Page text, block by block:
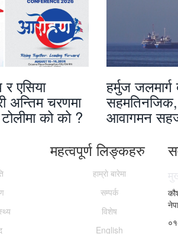
एसिया
अन्तिम चरणमा
को को ?
हर्मुज
सहमतिनजिक,
आवागमन
महत्वपूर्ण लिङ्कहरु
हाम्राे बारेमा
सम्पर्क
विशेष
English